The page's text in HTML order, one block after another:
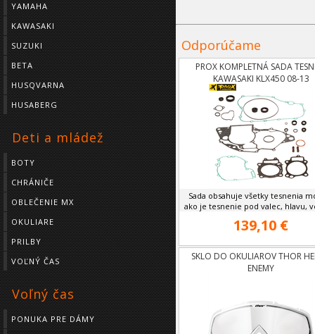
YAMAHA
KAWASAKI
SUZUKI
BETA
HUSQVARNA
HUSABERG
Deti a mládež
BOTY
CHRÁNIČE
OBLEČENIE MX
OKULIARE
PRILBY
VOĽNÝ ČAS
Voľný čas
PONUKA PRE DÁMY
Odporúčame
PROX KOMPLETNÁ SADA
KAWASAKI KLX450 08-13
Sada obsahuje všetky tesnenia
ako je tesnenie pod valec, hlavu,
139,10 €
SKLO DO OKULIAROV THOR
ENEMY